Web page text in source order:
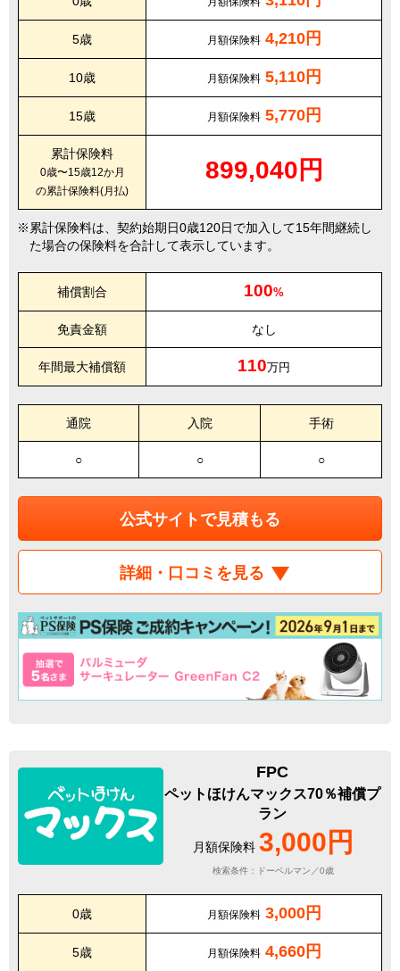
5歳 月額保険料 4,210円
10歳 月額保険料 5,110円
15歳 月額保険料 5,770円
累計保険料
0歳〜15歳12か月
の累計保険料(月払)
899,040円
累計保険料は、契約始期日0歳120日で加入して15年間継続し
た場合の保険料を合計して表示しています。
補償割合 100%
免責金額 なし
年間最大補償額 110万円
通院 入院 手術
○ ○ ○
公式サイトで見積もる
詳細・口コミを見る
FPC
ペットほけんマックス70％補償プ
ラン
月額保険料 3,000円
検索条件：ドーベルマン／0歳
0歳 月額保険料 3,000円
5歳 月額保険料 4,660円